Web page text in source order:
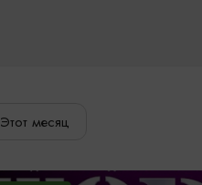
Этот месяц